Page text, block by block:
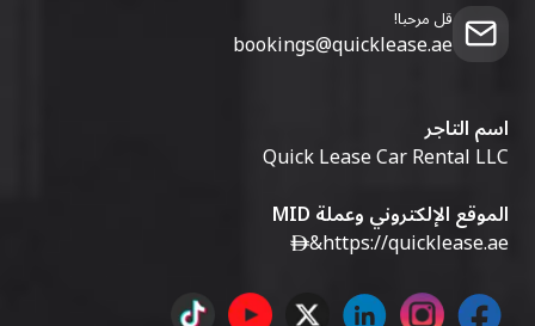
قل مرحبا!
bookings@quicklease.ae
اسم التاجر
Quick Lease Car Rental LLC
الموقع الإلكتروني وعملة MID
https://quicklease.ae
&